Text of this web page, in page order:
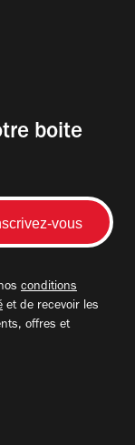
boite
conditions
et de recevoir les
offres et